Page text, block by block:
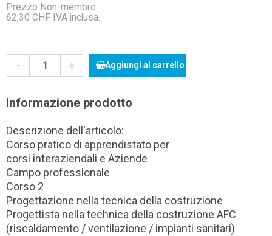
Prezzo Non-membro
62,30 CHF IVA inclusa.
- + Aggiungi al carrello
Informazione prodotto
Descrizione dell'articolo:
Corso pratico di apprendistato per
corsi interaziendali e Aziende
Campo professionale
Corso 2
Progettazione nella tecnica della costruzione
Progettista nella technica della costruzione AFC
(riscaldamento / ventilazione / impianti sanitari)